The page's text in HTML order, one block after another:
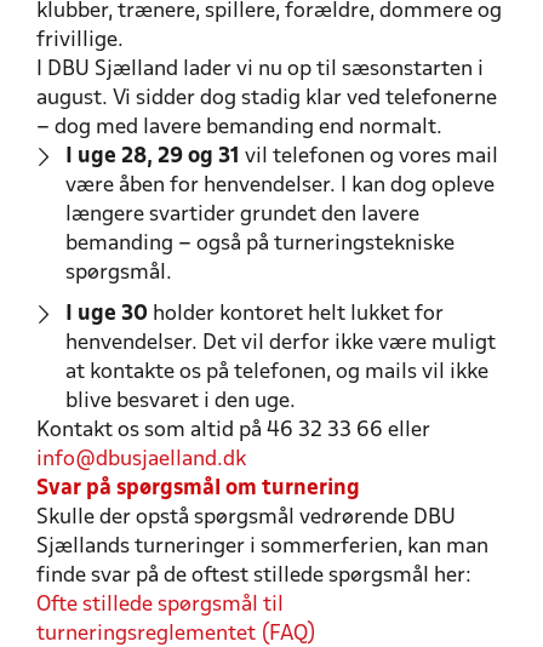
klubber, trænere, spillere, forældre, dommere og
frivillige.
I DBU Sjælland lader vi nu op til sæsonstarten i
august. Vi sidder dog stadig klar ved telefonerne
– dog med lavere bemanding end normalt.
I uge 28, 29 og 31 vil telefonen og vores mail
være åben for henvendelser. I kan dog opleve
længere svartider grundet den lavere
bemanding – også på turneringstekniske
spørgsmål.
I uge 30 holder kontoret helt lukket for
henvendelser. Det vil derfor ikke være muligt
at kontakte os på telefonen, og mails vil ikke
blive besvaret i den uge.
Kontakt os som altid på 46 32 33 66 eller
info@dbusjaelland.dk
Svar på spørgsmål om turnering
Skulle der opstå spørgsmål vedrørende DBU
Sjællands turneringer i sommerferien, kan man
finde svar på de oftest stillede spørgsmål her:
Ofte stillede spørgsmål til
turneringsreglementet (FAQ)